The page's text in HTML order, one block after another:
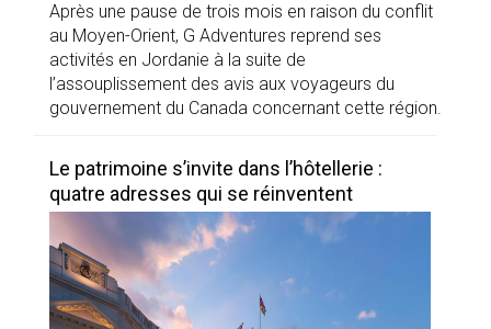
Après une pause de trois mois en raison du conflit
au Moyen-Orient, G Adventures reprend ses
activités en Jordanie à la suite de
l’assouplissement des avis aux voyageurs du
gouvernement du Canada concernant cette région.
Le patrimoine s’invite dans l’hôtellerie :
quatre adresses qui se réinventent